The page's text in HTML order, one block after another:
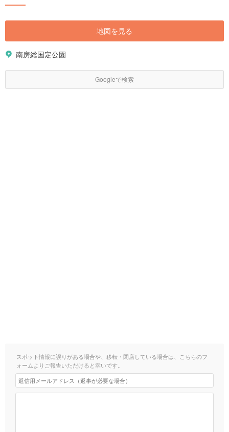
地図を見る
南房総国定公園
Googleで検索
スポット情報に誤りがある場合や、移転・閉店している場合は、こちらのフ
ォームよりご報告いただけると幸いです。